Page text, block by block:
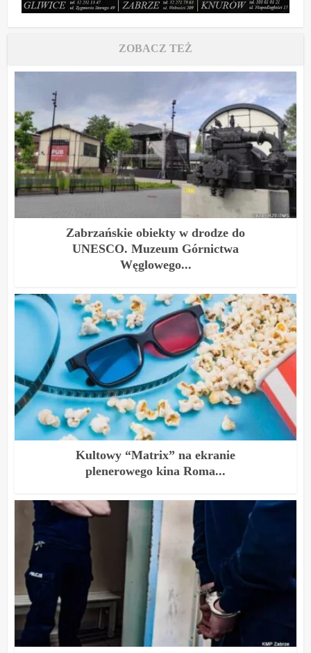
ZOBACZ TEŻ
Zabrzańskie obiekty w drodze do
UNESCO. Muzeum Górnictwa
Węglowego...
Kultowy “Matrix” na ekranie
plenerowego kina Roma...